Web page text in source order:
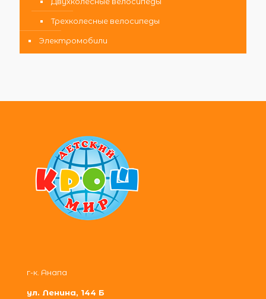
Трехколесные велосипеды
Электромобили
г-к. Анапа
ул. Ленина, 144 Б